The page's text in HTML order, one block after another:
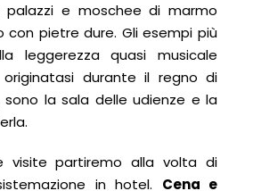
palazzi e moschee di marmo
con pietre dure. Gli esempi più
leggerezza quasi musicale
durante il regno di
sono la sala delle udienze e la
visite partiremo alla volta di
in hotel. Cena e